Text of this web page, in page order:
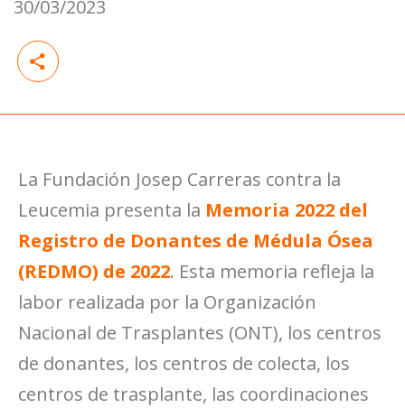
30/03/2023
La Fundación Josep Carreras contra la
Leucemia presenta la Memoria 2022 del
Registro de Donantes de Médula Ósea
(REDMO) de 2022. Esta memoria refleja la
labor realizada por la Organización
Nacional de Trasplantes (ONT), los centros
de donantes, los centros de colecta, los
centros de trasplante, las coordinaciones